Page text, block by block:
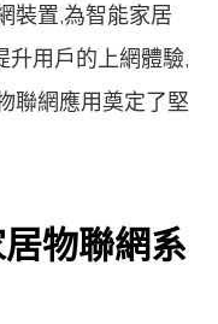
裝置,為智能家居
升用戶的上網體驗,
聯網應用奠定了堅
物聯網系